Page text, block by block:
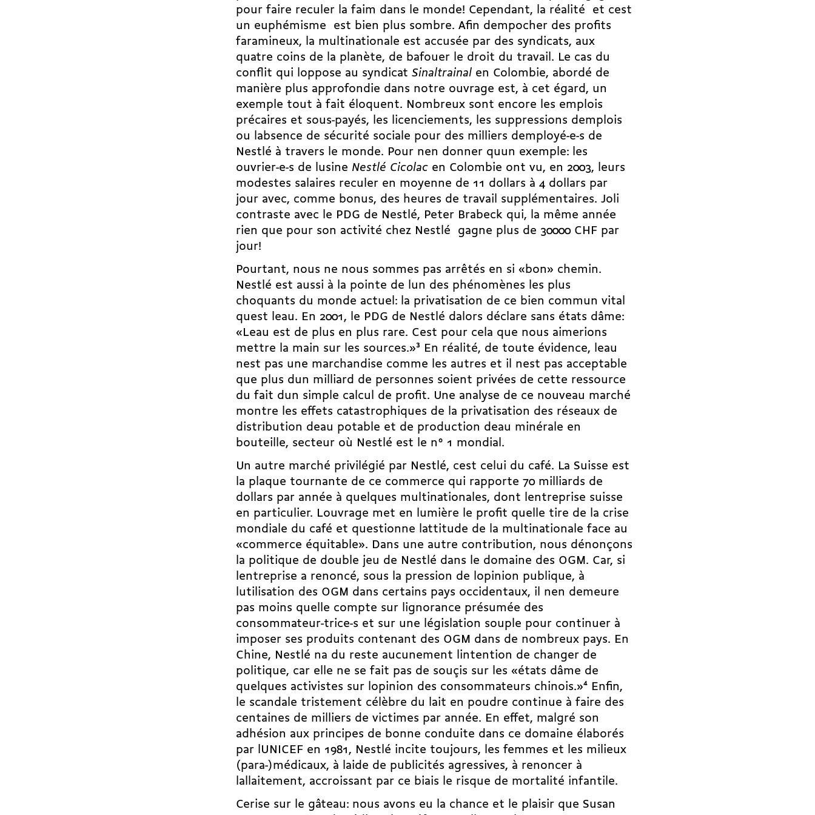
pour faire reculer la faim dans le monde! Cependant, la réalité  et cest
un euphémisme  est bien plus sombre. Afin dempocher des profits
faramineux, la multinationale est accusée par des syndicats, aux
quatre coins de la planète, de bafouer le droit du travail. Le cas du
conflit qui loppose au syndicat Sinaltrainalen Colombie, abordé de
manière plus approfondie dans notre ouvrage est, à cet égard, un
exemple tout à fait éloquent. Nombreux sont encore les emplois
précaires et sous-payés, les licenciements, les suppressions demplois
ou labsence de sécurité sociale pour des milliers demployé-e-s de
Nestlé à travers le monde. Pour nen donner quun exemple: les
ouvrier-e-s de lusine Nestlé Cicolacen Colombie ont vu, en 2003, leurs
modestes salaires reculer en moyenne de 11 dollars à 4 dollars par
jour avec, comme bonus, des heures de travail supplémentaires. Joli
contraste avec le PDG de Nestlé, Peter Brabeck qui, la même année 
rien que pour son activité chez Nestlé  gagne plus de 30000 CHF par
jour!
Pourtant, nous ne nous sommes pas arrêtés en si «bon» chemin.
Nestlé est aussi à la pointe de lun des phénomènes les plus
choquants du monde actuel: la privatisation de ce bien commun vital
quest leau. En 2001, le PDG de Nestlé dalors déclare sans états dâme:
«Leau est de plus en plus rare. Cest pour cela que nous aimerions
mettre la main sur les sources.»3 En réalité, de toute évidence, leau
nest pas une marchandise comme les autres et il nest pas acceptable
que plus dun milliard de personnes soient privées de cette ressource
du fait dun simple calcul de profit. Une analyse de ce nouveau marché
montre les effets catastrophiques de la privatisation des réseaux de
distribution deau potable et de production deau minérale en
bouteille, secteur où Nestlé est le n° 1 mondial.
Un autre marché privilégié par Nestlé, cest celui du café. La Suisse est
la plaque tournante de ce commerce qui rapporte 70 milliards de
dollars par année à quelques multinationales, dont lentreprise suisse
en particulier. Louvrage met en lumière le profit quelle tire de la crise
mondiale du café et questionne lattitude de la multinationale face au
«commerce équitable». Dans une autre contribution, nous dénonçons
la politique de double jeu de Nestlé dans le domaine des OGM. Car, si
lentreprise a renoncé, sous la pression de lopinion publique, à
lutilisation des OGM dans certains pays occidentaux, il nen demeure
pas moins quelle compte sur lignorance présumée des
consommateur-trice-s et sur une législation souple pour continuer à
imposer ses produits contenant des OGM dans de nombreux pays. En
Chine, Nestlé na du reste aucunement lintention de changer de
politique, car elle ne se fait pas de souçis sur les «états dâme de
quelques activistes sur lopinion des consommateurs chinois.»4Enfin,
le scandale tristement célèbre du lait en poudre continue à faire des
centaines de milliers de victimes par année. En effet, malgré son
adhésion aux principes de bonne conduite dans ce domaine élaborés
par lUNICEF en 1981, Nestlé incite toujours, les femmes et les milieux
(para-)médicaux, à laide de publicités agressives, à renoncer à
lallaitement, accroissant par ce biais le risque de mortalité infantile.
Cerise sur le gâteau: nous avons eu la chance et le plaisir que Susan